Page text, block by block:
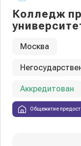
Колледж
Москва
Аккредитован
Общежитие